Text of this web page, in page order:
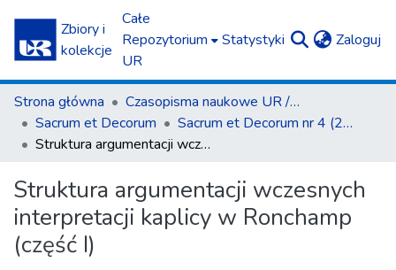
Zbiory i
kolekcje
Całe
Repozytorium
UR
Statystyki Zaloguj
Strona główna
Czasopisma naukowe UR / Scientific Journals
Sacrum et Decorum
Sacrum et Decorum nr 4 (2011)
Struktura argumentacji wczesnych interpretacji kaplicy w Ronchamp (część I)
Struktura argumentacji wczesnych
interpretacji kaplicy w Ronchamp
(część I)